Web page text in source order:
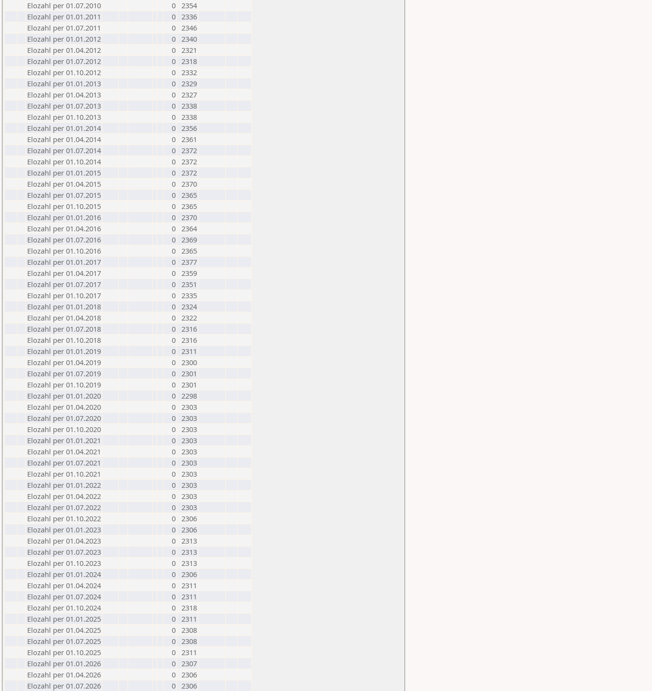
Elozahl per 01.07.2010
0 2354
Elozahl per 01.01.2011
0 2336
Elozahl per 01.07.2011
0 2346
Elozahl per 01.01.2012
0 2340
Elozahl per 01.04.2012
0 2321
Elozahl per 01.07.2012
0 2318
Elozahl per 01.10.2012
0 2332
Elozahl per 01.01.2013
0 2329
Elozahl per 01.04.2013
0 2327
Elozahl per 01.07.2013
0 2338
Elozahl per 01.10.2013
0 2338
Elozahl per 01.01.2014
0 2356
Elozahl per 01.04.2014
0 2361
Elozahl per 01.07.2014
0 2372
Elozahl per 01.10.2014
0 2372
Elozahl per 01.01.2015
0 2372
Elozahl per 01.04.2015
0 2370
Elozahl per 01.07.2015
0 2365
Elozahl per 01.10.2015
0 2365
Elozahl per 01.01.2016
0 2370
Elozahl per 01.04.2016
0 2364
Elozahl per 01.07.2016
0 2369
Elozahl per 01.10.2016
0 2365
Elozahl per 01.01.2017
0 2377
Elozahl per 01.04.2017
0 2359
Elozahl per 01.07.2017
0 2351
Elozahl per 01.10.2017
0 2335
Elozahl per 01.01.2018
0 2324
Elozahl per 01.04.2018
0 2322
Elozahl per 01.07.2018
0 2316
Elozahl per 01.10.2018
0 2316
Elozahl per 01.01.2019
0 2311
Elozahl per 01.04.2019
0 2300
Elozahl per 01.07.2019
0 2301
Elozahl per 01.10.2019
0 2301
Elozahl per 01.01.2020
0 2298
Elozahl per 01.04.2020
0 2303
Elozahl per 01.07.2020
0 2303
Elozahl per 01.10.2020
0 2303
Elozahl per 01.01.2021
0 2303
Elozahl per 01.04.2021
0 2303
Elozahl per 01.07.2021
0 2303
Elozahl per 01.10.2021
0 2303
Elozahl per 01.01.2022
0 2303
Elozahl per 01.04.2022
0 2303
Elozahl per 01.07.2022
0 2303
Elozahl per 01.10.2022
0 2306
Elozahl per 01.01.2023
0 2306
Elozahl per 01.04.2023
0 2313
Elozahl per 01.07.2023
0 2313
Elozahl per 01.10.2023
0 2313
Elozahl per 01.01.2024
0 2306
Elozahl per 01.04.2024
0 2311
Elozahl per 01.07.2024
0 2311
Elozahl per 01.10.2024
0 2318
Elozahl per 01.01.2025
0 2311
Elozahl per 01.04.2025
0 2308
Elozahl per 01.07.2025
0 2308
Elozahl per 01.10.2025
0 2311
Elozahl per 01.01.2026
0 2307
Elozahl per 01.04.2026
0 2306
Elozahl per 01.07.2026
0 2306